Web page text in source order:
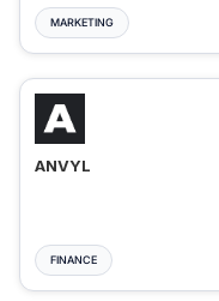
MARKETING
ANVYL
FINANCE